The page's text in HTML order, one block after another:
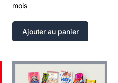
mois
Ajouter au panier